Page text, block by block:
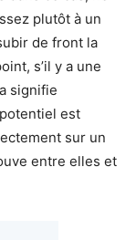
plutôt à un
de front la
s’il y a une
signifie
est
sur un
entre elles et